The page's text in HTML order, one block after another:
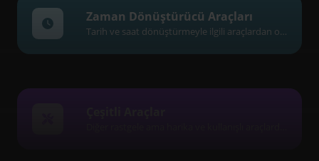
Zaman Dönüştürücü Araçları
Tarih ve saat dönüştürmeyle ilgili araçlardan oluşan bir koleksiyon.